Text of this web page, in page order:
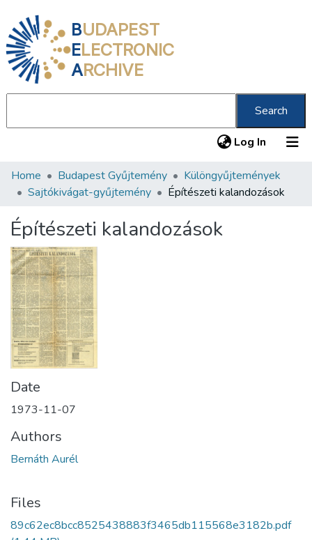
BUDAPEST
ELECTRONIC
ARCHIVE
Search
Log In (current)
Communities & Collections
Statistics
About us
Home Budapest Gyűjtemény
Különgyűjtemények
Sajtókivágat-gyűjtemény
Építészeti kalandozások
Építészeti kalandozások
Date
1973-11-07
Authors
Bernáth Aurél
Files
89c62ec8bcc8525438883f3465db115568e3182b.pdf